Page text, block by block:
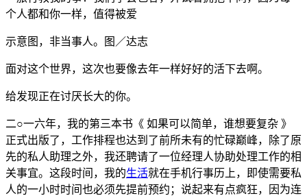
示意图，非当事人。图／达志
面对这个世界，这次也要像去年一样好好的活下去啊。
给发现正在讨厌长大的你。
二○一六年，我的第三本书《 如果可以简单，谁想要复杂 》
正式出版了，工作排程也达到了前所未有的忙碌巅峰，除了原
先的私人助理之外，我还聘请了一位经理人协助处理工作的相
关事宜。这段时间，我的生活就在手机行事历上，即使需要私
人的一小时时间也必须先提前预约；说起来有点疯狂，因为连